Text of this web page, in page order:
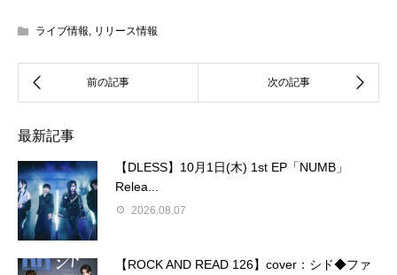
ライブ情報, リリース情報
最新記事
【DLESS】10月1日(木) 1st EP「NUMB」
Relea...
2026.08.07
【ROCK AND READ 126】cover：シド◆ファ